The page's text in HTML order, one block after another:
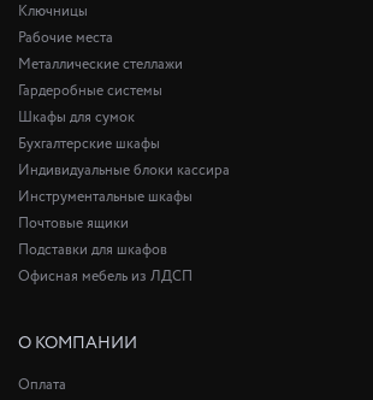
Ключницы
Рабочие места
Металлические стеллажи
Гардеробные системы
Шкафы для сумок
Бухгалтерские шкафы
Индивидуальные блоки кассира
Инструментальные шкафы
Почтовые ящики
Подставки для шкафов
Офисная мебель из ЛДСП
О КОМПАНИИ
Оплата